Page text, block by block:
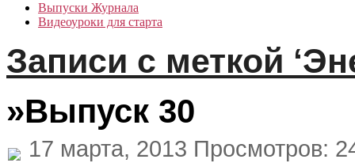
Выпуски Журнала
Видеоуроки для старта
Наши информеры
Каталог статей
Записи с меткой
»Выпуск 30
17 марта, 2013 Просмотров: